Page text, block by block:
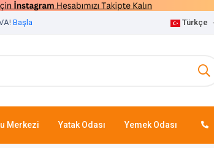
Başla Türkçe
Merkezi Yatak Odası Yemek Odası